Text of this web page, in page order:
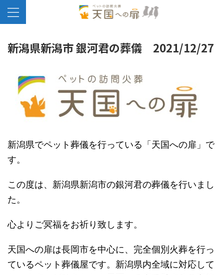
新潟県新潟市 銀河君の葬儀 2021/12/27
新潟県でペット葬儀を行っている「天国への扉」で
す。
この度は、新潟県新潟市の銀河君の葬儀を行いまし
た。
心よりご冥福をお祈り致します。
天国への扉は長岡市を中心に、完全個別火葬を行っ
ているペット葬儀屋です。新潟県内全域に対応して